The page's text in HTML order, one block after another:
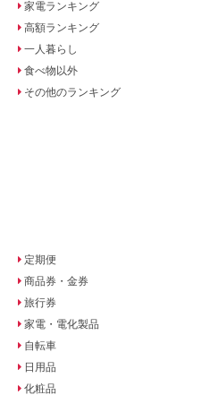
家電ランキング
高額ランキング
一人暮らし
食べ物以外
その他のランキング
定期便
商品券・金券
旅行券
家電・電化製品
自転車
日用品
化粧品